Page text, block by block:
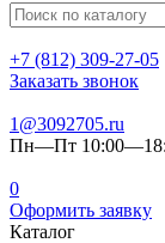
+7 (812) 309-27-05
Заказать звонок
1@3092705.ru
Пн—Пт
0
Оформить заявку
Каталог